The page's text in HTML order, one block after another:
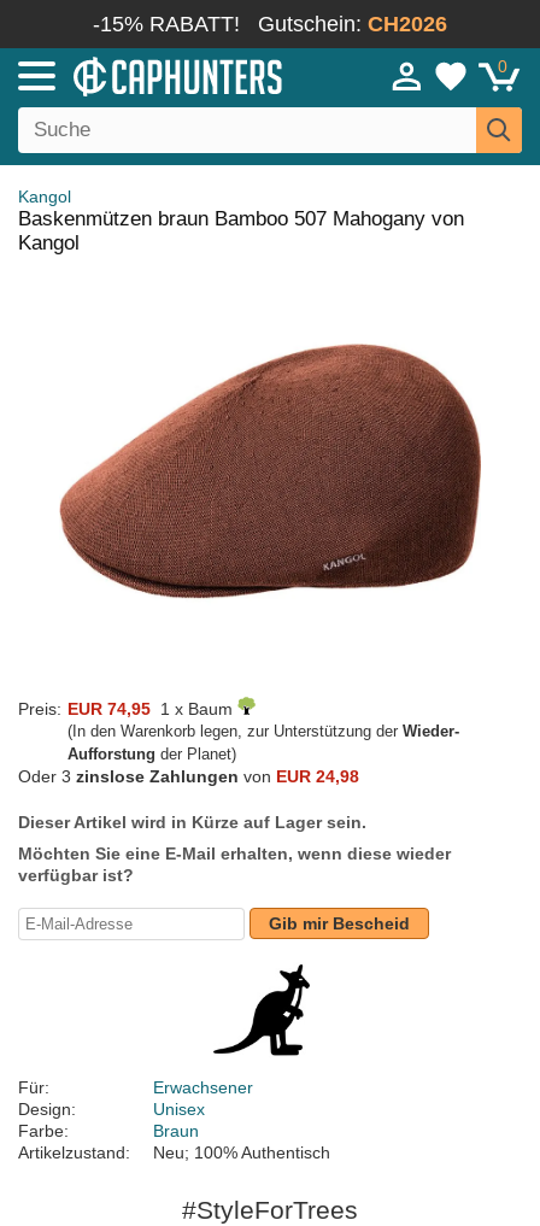
-15% RABATT! Gutschein: CH2026
0
Kangol
Baskenmützen braun Bamboo 507 Mahogany von
Kangol
Preis: EUR 74,95 1 x Baum
(In den Warenkorb legen, zur Unterstützung der Wieder-
Aufforstung der Planet)
Oder 3 zinslose Zahlungen von EUR 24,98
Dieser Artikel wird in Kürze auf Lager sein.
Möchten Sie eine E-Mail erhalten, wenn diese wieder
verfügbar ist?
Gib mir Bescheid
Für:
Erwachsener
Design:
Unisex
Farbe:
Braun
Artikelzustand:
Neu; 100% Authentisch
#StyleForTrees